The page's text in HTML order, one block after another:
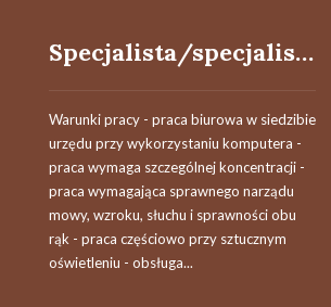
Specjalista/specjalistka
Warunki pracy - praca biurowa w siedzibie
urzędu przy wykorzystaniu komputera -
praca wymaga szczególnej koncentracji -
praca wymagająca sprawnego narządu
mowy, wzroku, słuchu i sprawności obu
rąk - praca częściowo przy sztucznym
oświetleniu - obsługa...